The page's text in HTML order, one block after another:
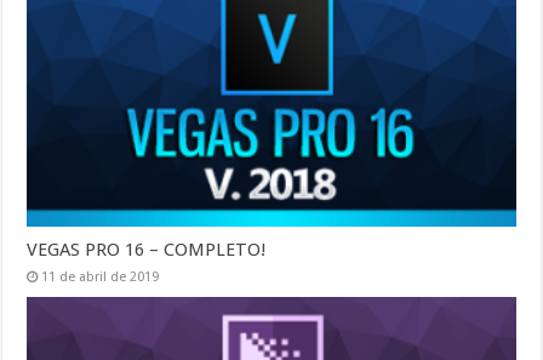
VEGAS PRO 16 – COMPLETO!
11 de abril de 2019